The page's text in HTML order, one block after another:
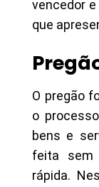
vencedor
que
O pregão
o
bens e
feita sem
rápida.